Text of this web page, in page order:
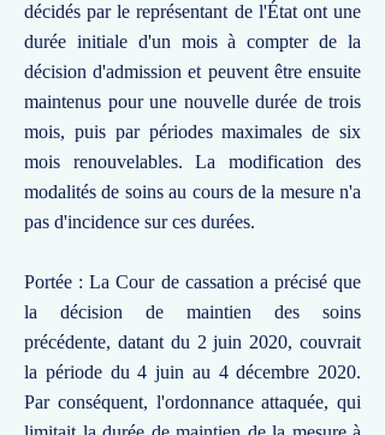
décidés par le représentant de l'État ont une
durée initiale d'un mois à compter de la
décision d'admission et peuvent être ensuite
maintenus pour une nouvelle durée de trois
mois, puis par périodes maximales de six
mois renouvelables. La modification des
modalités de soins au cours de la mesure n'a
pas d'incidence sur ces durées.
Portée : La Cour de cassation a précisé que
la décision de maintien des soins
précédente, datant du 2 juin 2020, couvrait
la période du 4 juin au 4 décembre 2020.
Par conséquent, l'ordonnance attaquée, qui